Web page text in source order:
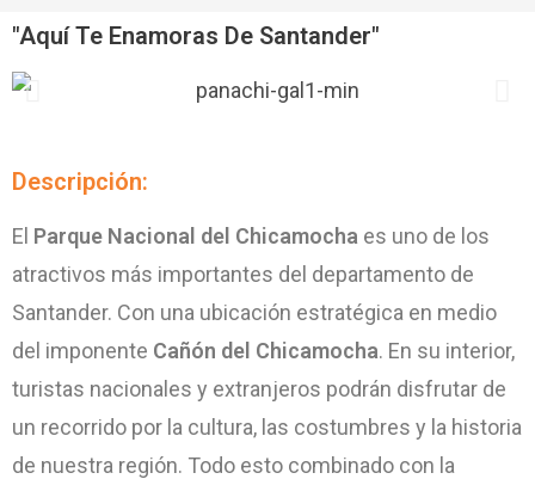
"Aquí Te Enamoras De Santander"
Descripción:
El Parque Nacional del Chicamocha es uno de los
atractivos más importantes del departamento de
Santander. Con una ubicación estratégica en medio
del imponente Cañón del Chicamocha. En su interior,
turistas nacionales y extranjeros podrán disfrutar de
un recorrido por la cultura, las costumbres y la historia
de nuestra región. Todo esto combinado con la